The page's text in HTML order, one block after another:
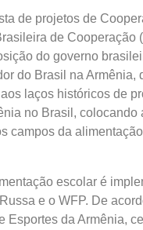
de projetos de
de Cooperação
do governo
do Brasil na Armênia,
laços históricos de
no Brasil,
campos da
escolar é
e o WFP. De
Esportes da Armênia,